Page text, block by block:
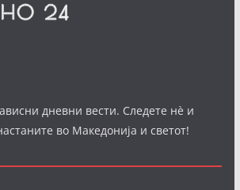
дневни вести. Следете нè и
во Македонија и светот!